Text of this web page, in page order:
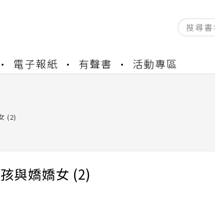
電子報紙 有聲書 活動專區
開通申請
產合併申請圖文教學
開通申請
(2)
與嬌嬌女 (2)